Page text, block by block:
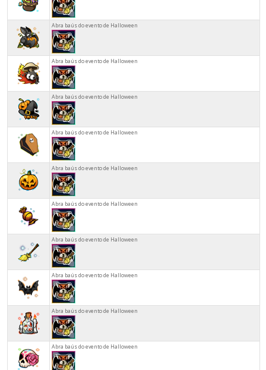
Abra baús do evento de Halloween
Abra baús do evento de Halloween
Abra baús do evento de Halloween
Abra baús do evento de Halloween
Abra baús do evento de Halloween
Abra baús do evento de Halloween
Abra baús do evento de Halloween
Abra baús do evento de Halloween
Abra baús do evento de Halloween
Abra baús do evento de Halloween